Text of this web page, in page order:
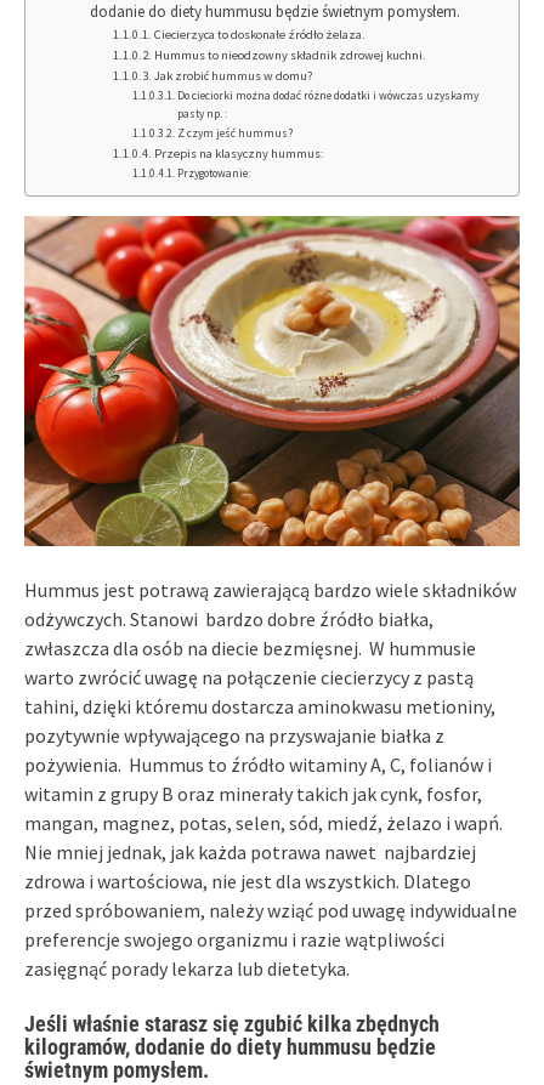
dodanie do diety hummusu będzie świetnym pomysłem.
Ciecierzyca to doskonałe źródło żelaza.
Hummus to nieodzowny składnik zdrowej kuchni.
Jak zrobić hummus w domu?
Do cieciorki można dodać różne dodatki i wówczas uzyskamy
pasty np. :
Z czym jeść hummus?
Przepis na klasyczny hummus:
Przygotowanie:
Hummus jest potrawą zawierającą bardzo wiele składników
odżywczych. Stanowi bardzo dobre źródło białka,
zwłaszcza dla osób na diecie bezmięsnej. W hummusie
warto zwrócić uwagę na połączenie ciecierzycy z pastą
tahini, dzięki któremu dostarcza aminokwasu metioniny,
pozytywnie wpływającego na przyswajanie białka z
pożywienia. Hummus to źródło witaminy A, C, folianów i
witamin z grupy B oraz minerały takich jak cynk, fosfor,
mangan, magnez, potas, selen, sód, miedź, żelazo i wapń.
Nie mniej jednak, jak każda potrawa nawet najbardziej
zdrowa i wartościowa, nie jest dla wszystkich. Dlatego
przed spróbowaniem, należy wziąć pod uwagę indywidualne
preferencje swojego organizmu i razie wątpliwości
zasięgnąć porady lekarza lub dietetyka.
Jeśli właśnie starasz się zgubić kilka zbędnych
kilogramów, dodanie do diety hummusu będzie
świetnym pomysłem.